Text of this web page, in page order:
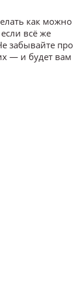
как можно
всё же
забывайте про
— и будет вам